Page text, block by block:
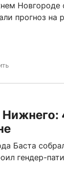
Новгороде
прогноз на
Баста
гендер-